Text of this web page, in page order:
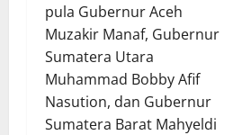
pula Gubernur Aceh
Muzakir Manaf, Gubernur
Sumatera Utara
Muhammad Bobby Afif
Nasution, dan Gubernur
Sumatera Barat Mahyeldi